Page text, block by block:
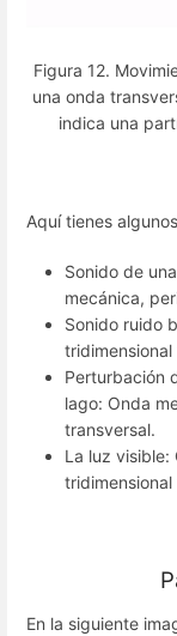
Figura 12.
una onda
indica una
Aquí tienes
Sonido de
mecánica,
Sonido ruido
Perturbación
lago: Onda
transversal.
La luz
En la siguiente